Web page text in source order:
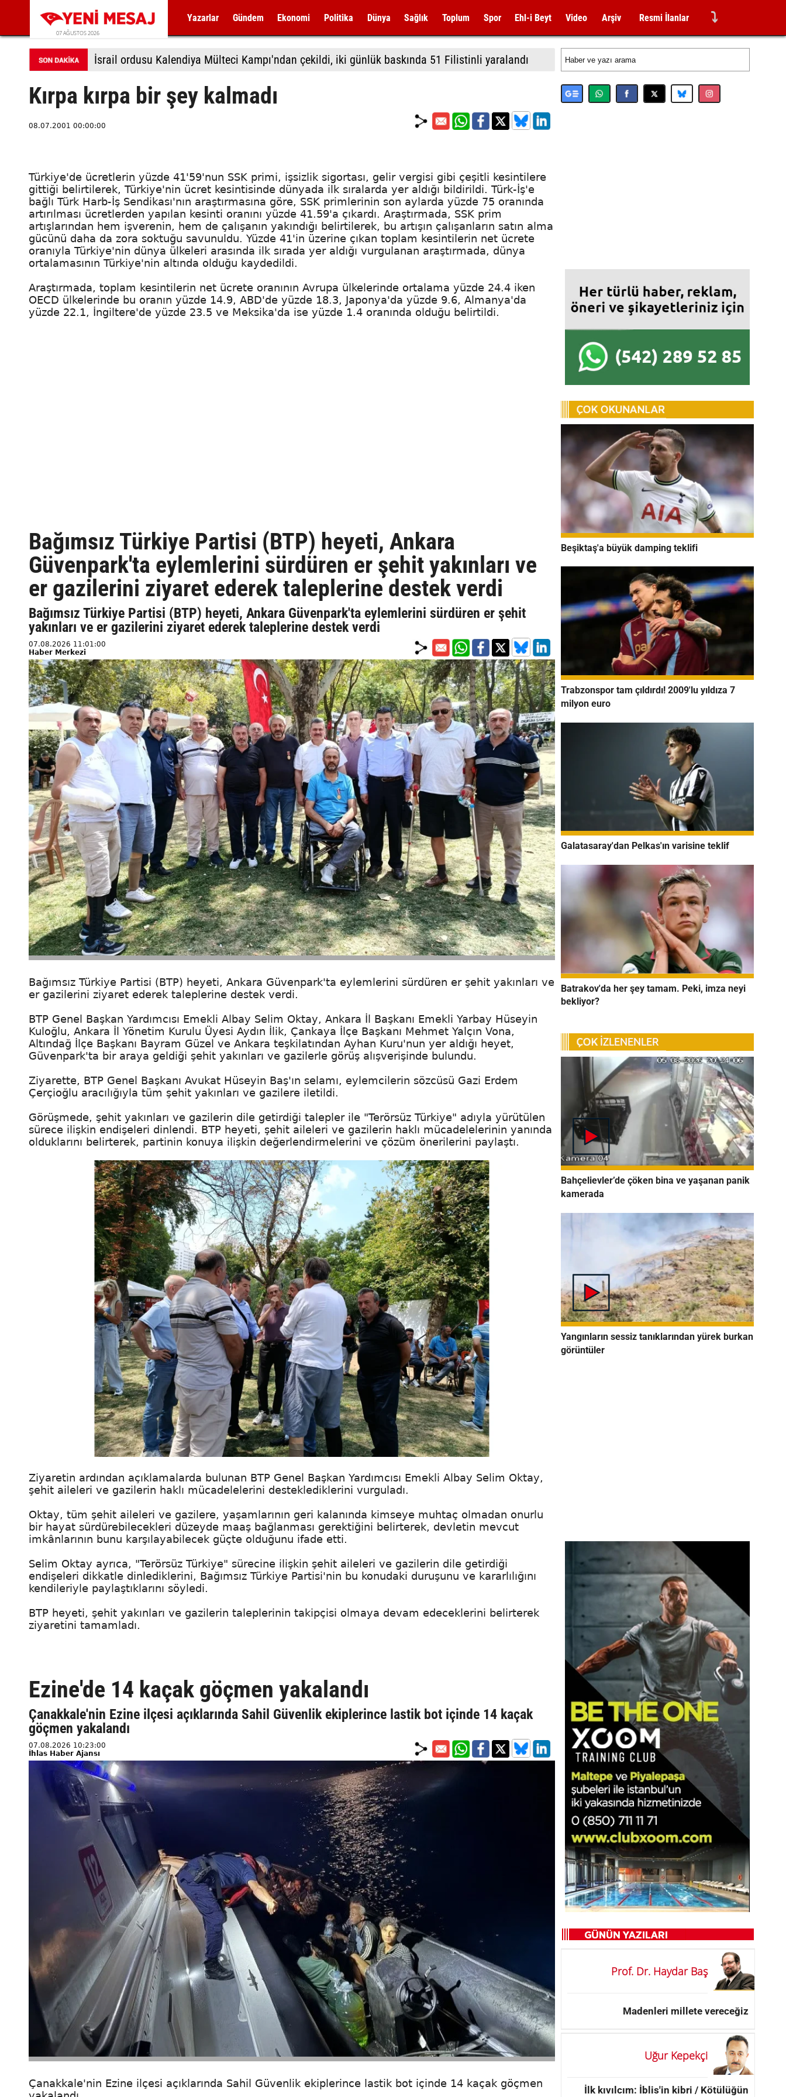
07 AĞUSTOS 2026
Yazarlar Gündem Ekonomi Politika Dünya Sağlık Toplum Spor Ehl-i Beyt Video Arşiv Resmi İlanlar ⤵
İsrail ordusu Kalendiya Mülteci Kampı'ndan çekildi, iki günlük baskında 51 Filistinli yaralandı
Kırpa kırpa bir şey kalmadı
08.07.2001 00:00:00
Türkiye'de ücretlerin yüzde 41'59'nun SSK primi, işsizlik sigortası, gelir vergisi gibi çeşitli kesintilere
gittiği belirtilerek, Türkiye'nin ücret kesintisinde dünyada ilk sıralarda yer aldığı bildirildi. Türk-İş'e
bağlı Türk Harb-İş Sendikası'nın araştırmasına göre, SSK primlerinin son aylarda yüzde 75 oranında
artırılması ücretlerden yapılan kesinti oranını yüzde 41.59'a çıkardı. Araştırmada, SSK prim
artışlarından hem işverenin, hem de çalışanın yakındığı belirtilerek, bu artışın çalışanların satın alma
gücünü daha da zora soktuğu savunuldu. Yüzde 41'in üzerine çıkan toplam kesintilerin net ücrete
oranıyla Türkiye'nin dünya ülkeleri arasında ilk sırada yer aldığı vurgulanan araştırmada, dünya
ortalamasının Türkiye'nin altında olduğu kaydedildi.
Araştırmada, toplam kesintilerin net ücrete oranının Avrupa ülkelerinde ortalama yüzde 24.4 iken
OECD ülkelerinde bu oranın yüzde 14.9, ABD'de yüzde 18.3, Japonya'da yüzde 9.6, Almanya'da
yüzde 22.1, İngiltere'de yüzde 23.5 ve Meksika'da ise yüzde 1.4 oranında olduğu belirtildi.
Bağımsız Türkiye Partisi (BTP) heyeti, Ankara
Güvenpark'ta eylemlerini sürdüren er şehit yakınları ve
er gazilerini ziyaret ederek taleplerine destek verdi
Bağımsız Türkiye Partisi (BTP) heyeti, Ankara Güvenpark'ta eylemlerini sürdüren er şehit
yakınları ve er gazilerini ziyaret ederek taleplerine destek verdi
07.08.2026 11:01:00
Haber Merkezi
Bağımsız Türkiye Partisi (BTP) heyeti, Ankara Güvenpark'ta eylemlerini sürdüren er şehit yakınları ve
er gazilerini ziyaret ederek taleplerine destek verdi.
BTP Genel Başkan Yardımcısı Emekli Albay Selim Oktay, Ankara İl Başkanı Emekli Yarbay Hüseyin
Kuloğlu, Ankara İl Yönetim Kurulu Üyesi Aydın İlik, Çankaya İlçe Başkanı Mehmet Yalçın Vona,
Altındağ İlçe Başkanı Bayram Güzel ve Ankara teşkilatından Ayhan Kuru'nun yer aldığı heyet,
Güvenpark'ta bir araya geldiği şehit yakınları ve gazilerle görüş alışverişinde bulundu.
Ziyarette, BTP Genel Başkanı Avukat Hüseyin Baş'ın selamı, eylemcilerin sözcüsü Gazi Erdem
Çerçioğlu aracılığıyla tüm şehit yakınları ve gazilere iletildi.
Görüşmede, şehit yakınları ve gazilerin dile getirdiği talepler ile "Terörsüz Türkiye" adıyla yürütülen
sürece ilişkin endişeleri dinlendi. BTP heyeti, şehit aileleri ve gazilerin haklı mücadelelerinin yanında
olduklarını belirterek, partinin konuya ilişkin değerlendirmelerini ve çözüm önerilerini paylaştı.
Ziyaretin ardından açıklamalarda bulunan BTP Genel Başkan Yardımcısı Emekli Albay Selim Oktay,
şehit aileleri ve gazilerin haklı mücadelelerini desteklediklerini vurguladı.
Oktay, tüm şehit aileleri ve gazilere, yaşamlarının geri kalanında kimseye muhtaç olmadan onurlu
bir hayat sürdürebilecekleri düzeyde maaş bağlanması gerektiğini belirterek, devletin mevcut
imkânlarının bunu karşılayabilecek güçte olduğunu ifade etti.
Selim Oktay ayrıca, "Terörsüz Türkiye" sürecine ilişkin şehit aileleri ve gazilerin dile getirdiği
endişeleri dikkatle dinlediklerini, Bağımsız Türkiye Partisi'nin bu konudaki duruşunu ve kararlılığını
kendileriyle paylaştıklarını söyledi.
BTP heyeti, şehit yakınları ve gazilerin taleplerinin takipçisi olmaya devam edeceklerini belirterek
ziyaretini tamamladı.
Ezine'de 14 kaçak göçmen yakalandı
Çanakkale'nin Ezine ilçesi açıklarında Sahil Güvenlik ekiplerince lastik bot içinde 14 kaçak
göçmen yakalandı
07.08.2026 10:23:00
İhlas Haber Ajansı
Çanakkale'nin Ezine ilçesi açıklarında Sahil Güvenlik ekiplerince lastik bot içinde 14 kaçak göçmen
Beşiktaş'a büyük damping teklifi
Trabzonspor tam çıldırdı! 2009'lu yıldıza 7
milyon euro
Galatasaray'dan Pelkas'ın varisine teklif
Batrakov'da her şey tamam. Peki, imza neyi
bekliyor?
Bahçelievler’de çöken bina ve yaşanan panik
kamerada
Yangınların sessiz tanıklarından yürek burkan
görüntüler
Prof. Dr. Haydar Baş
Madenleri millete vereceğiz
Uğur Kepekçi
İlk kıvılcım: İblis'in kibri / Kötülüğün